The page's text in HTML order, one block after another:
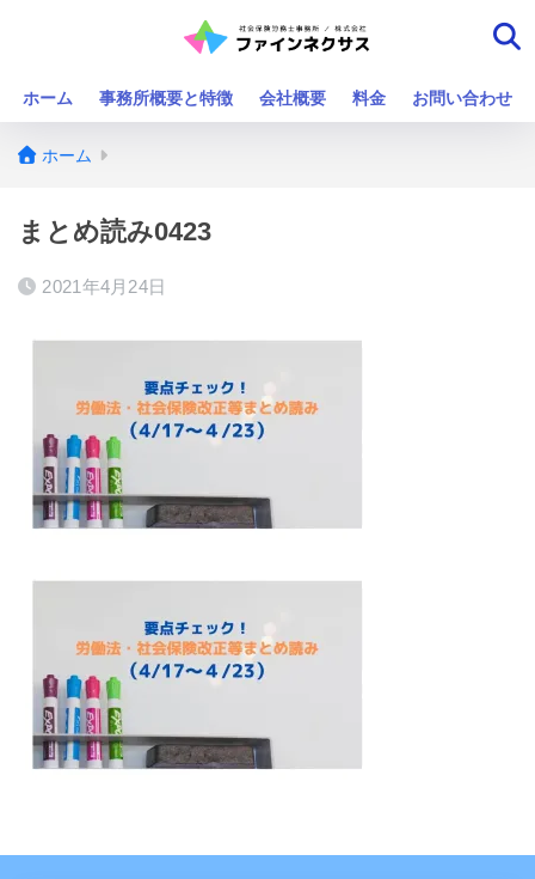
ホーム 事務所概要と特徴 会社概要 料金 お問い合わせ
ホーム
まとめ読み0423
2021年4月24日